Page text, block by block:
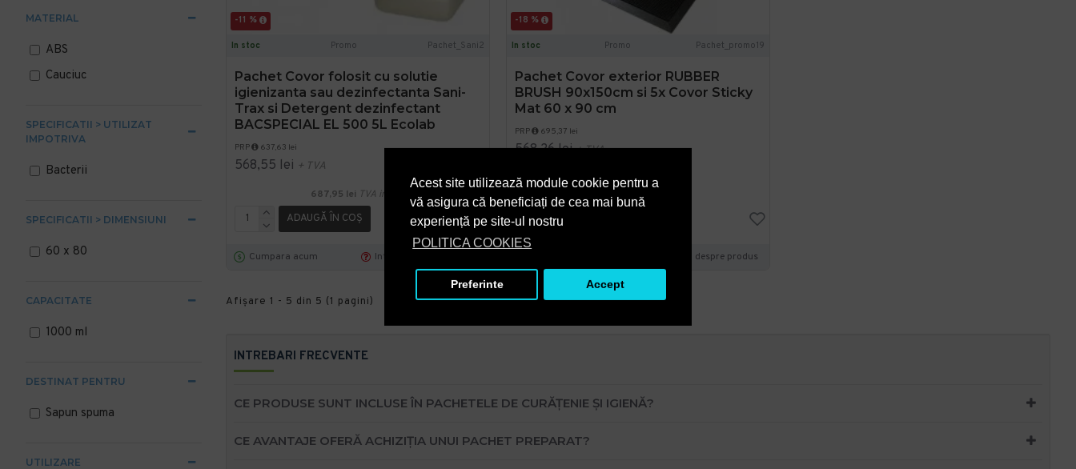
Acest site utilizează module cookie pentru a
vă asigura că beneficiați de cea mai bună
experiență pe site-ul nostru
POLITICA COOKIES
Preferinte Accept
MATERIAL
ABS
Cauciuc
SPECIFICATII > UTILIZAT
IMPOTRIVA
Bacterii
SPECIFICATII > DIMENSIUNI
60 x 80
CAPACITATE
1000 ml
DESTINAT PENTRU
Sapun spuma
UTILIZARE
-11 %
In stoc Promo Pachet_Sani2
Pachet Covor folosit cu solutie
igienizanta sau dezinfectanta Sani-
Trax si Detergent dezinfectant
BACSPECIAL EL 500 5L Ecolab
PRP 637,63 lei
568,55 lei + TVA
687,95 lei TVA inclus
ADAUGĂ ÎN COŞ
Cumpara acum Intreaba despre produs
-18 %
In stoc Promo Pachet_promo19
Pachet Covor exterior RUBBER
BRUSH 90x150cm si 5x Covor Sticky
Mat 60 x 90 cm
PRP 695,37 lei
568,26 lei + TVA
687,59 leiTVA inclus
Intreaba despre produs
Afişare 1 - 5 din 5 (1 pagini)
INTREBARI FRECVENTE
CE PRODUSE SUNT INCLUSE ÎN PACHETELE DE CURĂȚENIE ȘI IGIENĂ?
CE AVANTAJE OFERĂ ACHIZIȚIA UNUI PACHET PREPARAT?